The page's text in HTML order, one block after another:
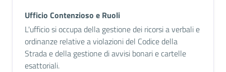
Ufficio Contenzioso e Ruoli
L'ufficio si occupa della gestione dei ricorsi a verbali e
ordinanze relative a violazioni del Codice della
Strada e della gestione di avvisi bonari e cartelle
esattoriali.